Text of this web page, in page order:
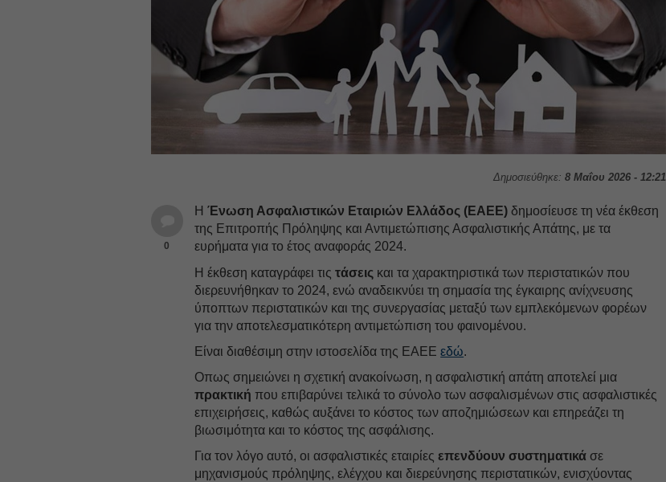
Δημοσιεύθηκε: 8 Μαΐου 2026 - 12:21
0
ΗΈνωση Ασφαλιστικών Εταιριών Ελλάδος (ΕΑΕΕ) δημοσίευσε τη νέα έκθεση
της Επιτροπής Πρόληψης και Αντιμετώπισης Ασφαλιστικής Απάτης, με τα
ευρήματα για το έτος αναφοράς 2024.
Η έκθεση καταγράφει τιςτάσεις και τα χαρακτηριστικά των περιστατικών που
διερευνήθηκαν το 2024, ενώ αναδεικνύει τη σημασία της έγκαιρης ανίχνευσης
ύποπτων περιστατικών και της συνεργασίας μεταξύ των εμπλεκόμενων φορέων
για την αποτελεσματικότερη αντιμετώπιση του φαινομένου.
Είναι διαθέσιμη στην ιστοσελίδα της ΕΑΕΕεδώ.
Οπως σημειώνει η σχετική ανακοίνωση, η ασφαλιστική απάτη αποτελεί μια
πρακτική που επιβαρύνει τελικά το σύνολο των ασφαλισμένων στις ασφαλιστικές
επιχειρήσεις, καθώς αυξάνει το κόστος των αποζημιώσεων και επηρεάζει τη
βιωσιμότητα και το κόστος της ασφάλισης.
Για τον λόγο αυτό, οι ασφαλιστικές εταιρίεςεπενδύουν συστηματικά σε
μηχανισμούς πρόληψης, ελέγχου και διερεύνησης περιστατικών, ενισχύοντας